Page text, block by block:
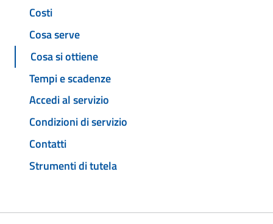
Costi
Cosa serve
Cosa si ottiene
Tempi e scadenze
Accedi al servizio
Condizioni di servizio
Contatti
Strumenti di tutela